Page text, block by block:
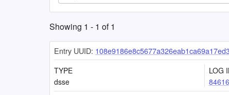
Showing 1 - 1 of1
Entry UUID:
TYPE
dsse
LOG